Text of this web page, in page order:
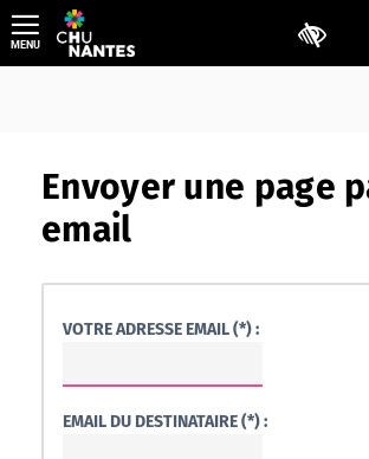
Aller
au
contenu
Outils
MENU
Envoyer une page
email
VOTRE ADRESSE EMAIL (*) :
EMAIL DU DESTINATAIRE (*) :